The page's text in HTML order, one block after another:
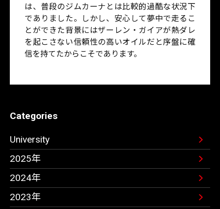
は、普段のジムカーナとは比較的過酷な状況下
でありました。しかし、安心して夢中で走るこ
とができた背景にはザーレン・ガイアが熱ダレ
を起こさない信頼性の高いオイルだと序盤に確
信を持てたからこそであります。
Categories
University
2025年
2024年
2023年